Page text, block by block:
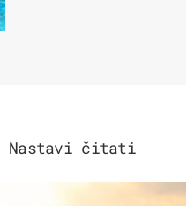
Nastavi čitati